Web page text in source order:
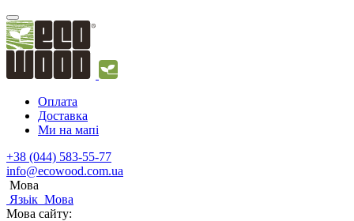
Оплата
Доставка
Ми на мапі
+38 (044) 583-55-77
info@ecowood.com.ua
Мова
Язьік Мова
Мова сайту: